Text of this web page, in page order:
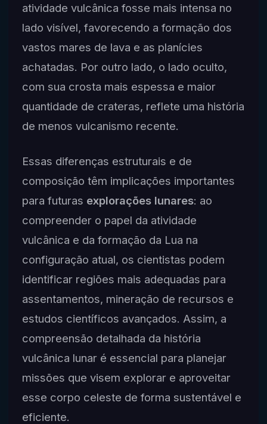
atividade vulcânica fosse mais intensa no
lado visível, favorecendo a formação dos
vastos mares de lava e as planícies
achatadas. Por outro lado, o lado oculto,
com sua crosta mais espessa e maior
quantidade de crateras, reflete uma história
de menos vulcanismo recente.
Essas diferenças estruturais e de
composição têm implicações importantes
para futuras explorações lunares: ao
compreender o papel da atividade
vulcânica e da formação da Lua na
configuração atual, os cientistas podem
identificar regiões mais adequadas para
assentamentos, mineração de recursos e
estudos científicos avançados. Assim, a
compreensão detalhada da história
vulcânica lunar é essencial para planejar
missões que visem explorar e aproveitar
esse corpo celeste de forma sustentável e
eficiente.